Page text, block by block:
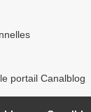
portail Canalblog